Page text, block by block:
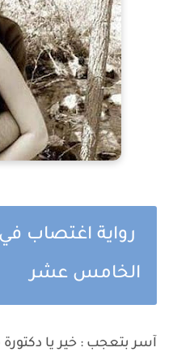
رواية اغتصاب
الخامس عشر
آسر بتعجب : خير يا دكتورة